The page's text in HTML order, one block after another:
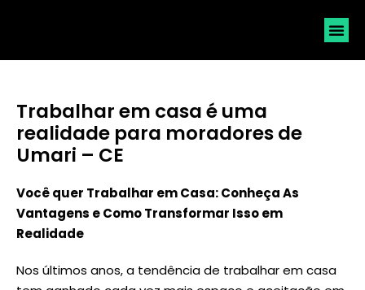
Trabalhar em casa é uma
realidade para moradores de
Umari – CE
Você quer Trabalhar em Casa: Conheça As
Vantagens e Como Transformar Isso em
Realidade
Nos últimos anos, a tendência de trabalhar em casa